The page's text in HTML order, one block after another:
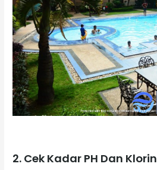
2. Cek Kadar PH Dan Klorin